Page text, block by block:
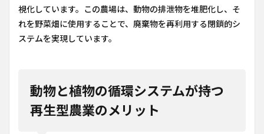
視化しています。この農場は、動物の排泄物を堆肥化し、そ
れを野菜畑に使用することで、廃棄物を再利用する閉鎖的シ
ステムを実現しています。
動物と植物の循環システムが持つ
再生型農業のメリット